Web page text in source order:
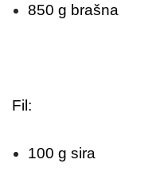
850 g brašna
Fil:
100 g sira